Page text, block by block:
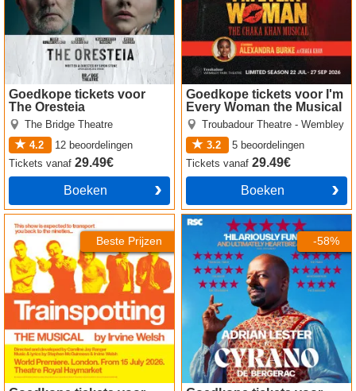
Goedkope tickets voor
The Oresteia
The Bridge Theatre
4.2
12 beoordelingen
Tickets vanaf 29.49€
Boeken
Goedkope tickets voor I'm
Every Woman the Musical
Troubadour Theatre - Wembley
3.2
5 beoordelingen
Ticketsvanaf29.49€
Boeken
Beste Prijzen
Trainspotting The Musical
tickets
-58%
Cyrano de Bergerac tickets